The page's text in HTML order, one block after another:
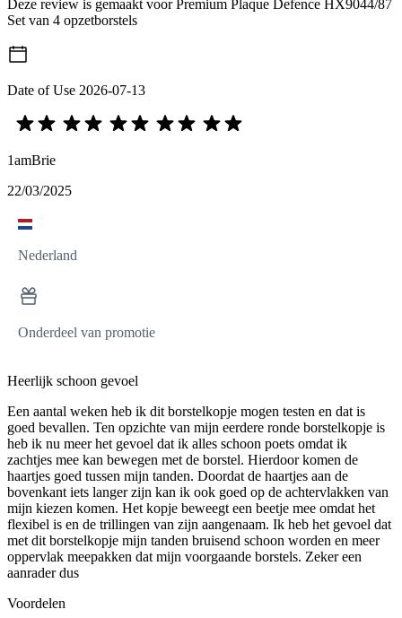
Deze review is gemaakt voor Premium Plaque Defence HX9044/87
Set van 4 opzetborstels
Date of Use 2026-07-13
1amBrie
22/03/2025
Nederland
Onderdeel van promotie
Heerlijk schoon gevoel
Een aantal weken heb ik dit borstelkopje mogen testen en dat is
goed bevallen. Ten opzichte van mijn eerdere ronde borstelkopje is
heb ik nu meer het gevoel dat ik alles schoon poets omdat ik
zachtjes mee kan bewegen met de borstel. Hierdoor komen de
haartjes goed tussen mijn tanden. Doordat de haartjes aan de
bovenkant iets langer zijn kan ik ook goed op de achtervlakken van
mijn kiezen komen. Het kopje beweegt een beetje mee omdat het
flexibel is en de trillingen van zijn aangenaam. Ik heb het gevoel dat
met dit borstelkopje mijn tanden bruisend schoon worden en meer
oppervlak meepakken dat mijn voorgaande borstels. Zeker een
aanrader dus
Voordelen